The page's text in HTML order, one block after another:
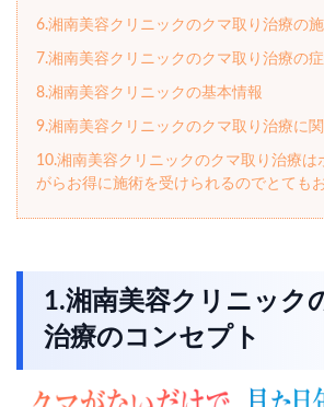
6.湘南美容クリニックのクマ取り治療の
7.湘南美容クリニックのクマ取り治療の
8.湘南美容クリニックの基本情報
9.湘南美容クリニックのクマ取り治療に
10.湘南美容クリニックのクマ取り治療は
がらお得に施術を受けられるのでとても
1.湘南美容クリニック
治療のコンセプト